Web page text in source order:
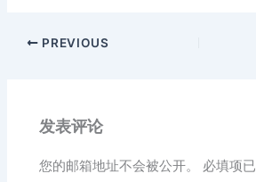
PREVIOUS
发表评论
您的邮箱地址不会被公开。 必填项